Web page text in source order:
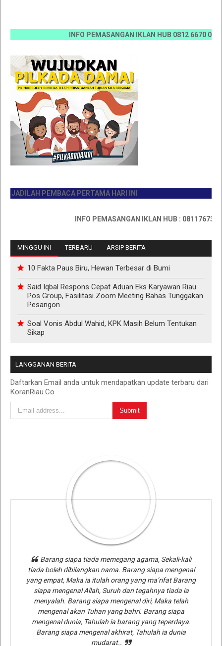
INFO PEMASANGAN IKLAN HUB 0812 6670 0070
PEMBACA PERTAMA HARI INI
INFO PEMASANGAN IKLAN HUB : 0811767335
MINGGU INI TERBARU ARSIP BERITA
10 Fakta Paus Biru, Hewan Terbesar di Bumi
Said Iqbal Respons Cepat Aduan Eks Karyawan Riau
Pos Group, Fasilitasi Zoom Meeting Bahas Tunggakan
Pesangon
Soal Vonis Abdul Wahid, KPK Masih Belum Tentukan
Sikap
LANGGANAN BERITA
Daftarkan Email anda untuk mendapatkan update terbaru dari
KoranRiau.Co
Barang siapa tiada memegang agama, Sekali-kali
tiada boleh dibilangkan nama. Barang siapa mengenal
yang empat, Maka ia itulah orang yang ma’rifat Barang
siapa mengenal Allah, Suruh dan tegahnya tiada ia
menyalah. Barang siapa mengenal diri, Maka telah
mengenal akan Tuhan yang bahri. Barang siapa
mengenal dunia, Tahulah ia barang yang teperdaya.
Barang siapa mengenal akhirat, Tahulah ia dunia
mudarat..